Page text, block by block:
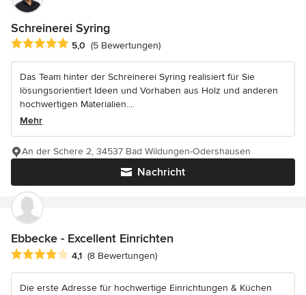
Schreinerei Syring
Durchschnittliche Bewertung: 5 von 5 Sternen
5,0 (5 Bewertungen)
Das Team hinter der Schreinerei Syring realisiert für Sie
lösungsorientiert Ideen und Vorhaben aus Holz und anderen
hochwertigen Materialien....
Mehr
Nachricht
An der Schere 2, 34537 Bad Wildungen-Odershausen
Ebbecke - Excellent Einrichten
Durchschnittliche Bewertung: 4.1 von 5 Sternen
4,1 (8 Bewertungen)
Die erste Adresse für hochwertige Einrichtungen & Küchen